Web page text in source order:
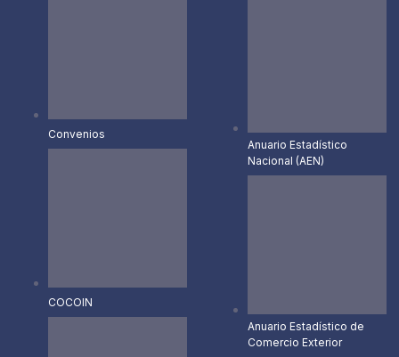
Convenios
COCOIN
Anuario Estadístico
Nacional (AEN)​
Anuario Estadístico de
Comercio Exterior